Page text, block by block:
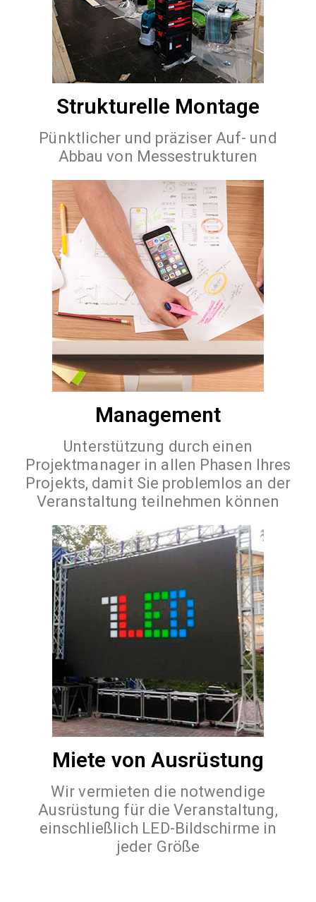
Strukturelle Montage
Pünktlicher und präziser Auf- und
Abbau von Messestrukturen
Management
Unterstützung durch einen
Projektmanager in allen Phasen Ihres
Projekts, damit Sie problemlos an der
Veranstaltung teilnehmen können
Miete von Ausrüstung
Wir vermieten die notwendige
Ausrüstung für die Veranstaltung,
einschließlich LED-Bildschirme in
jeder Größe